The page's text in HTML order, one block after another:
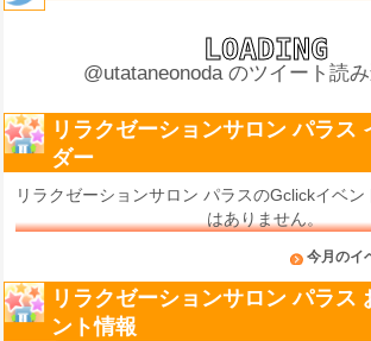
@utataneonoda のツイート読
リラクゼーションサロン パラス
ダー
リラクゼーションサロン パラスのGclickイベ
はありません。
今月のイ
リラクゼーションサロン パラス
ント情報